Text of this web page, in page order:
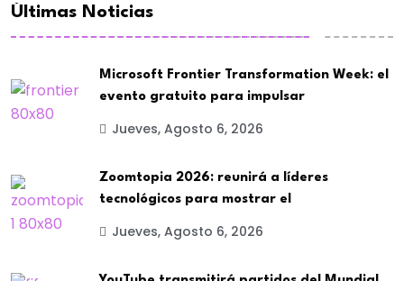
Últimas Noticias
Microsoft Frontier Transformation Week: el
evento gratuito para impulsar
Jueves, Agosto 6, 2026
Zoomtopia 2026: reunirá a líderes
tecnológicos para mostrar el
Jueves, Agosto 6, 2026